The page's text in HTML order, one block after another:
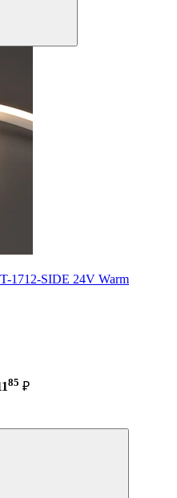
1712-SIDE 24V Warm
85 ₽